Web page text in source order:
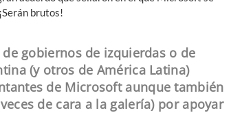
brutos!
gobiernos de izquierdas o de
(y otros de América Latina)
de Microsoft aunque también
de cara a la galería) por apoyar